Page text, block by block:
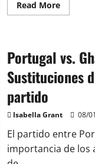
Read MoreRead
more
Jugadas
a
parado,
Portugal vs.
Sustituciones
partido
Isabella Grant 08/
El partido entre
importancia de los